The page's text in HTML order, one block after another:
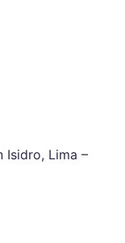
Isidro, Lima –